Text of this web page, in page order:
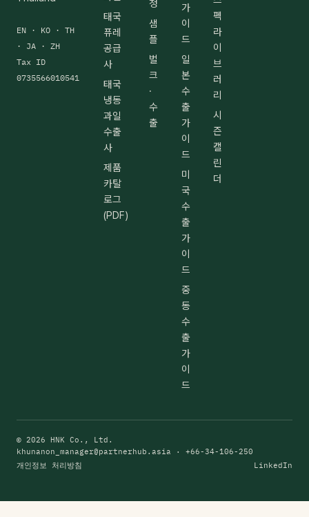
EN · KO · TH
· JA · ZH
Tax ID
0735566010541
태국
퓨레
공급
사
태국
냉동
과일
수출
사
제품
카탈
로그
(PDF)
청
샘
플
벌
크
·
수
출
가
이
드
일
본
수
출
가
이
드
미
국
수
출
가
이
드
중
동
수
출
가
이
드
펙
라
이
브
러
리
시
즌
캘
린
더
© 2026 HNK Co., Ltd.
khunanon_manager@partnerhub.asia · +66-34-106-250
개인정보 처리방침
LinkedIn